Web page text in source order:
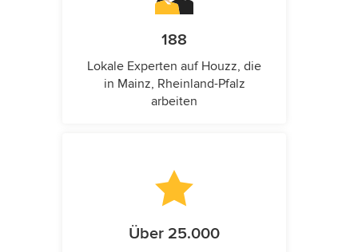
188
Lokale Experten auf Houzz, die
in Mainz, Rheinland-Pfalz
arbeiten
Über 25.000